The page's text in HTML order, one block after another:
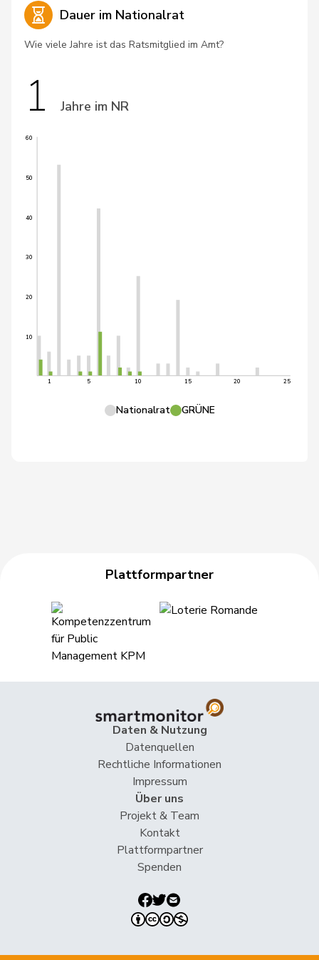
Dauer im Nationalrat
Wie viele Jahre ist das Ratsmitglied im Amt?
1 Jahre im NR
10
20
30
40
50
60
1 5 10 15 20 25
Nationalrat GRÜNE
Plattformpartner
Daten & Nutzung
Datenquellen
Rechtliche Informationen
Impressum
Über uns
Projekt & Team
Kontakt
Plattformpartner
Spenden